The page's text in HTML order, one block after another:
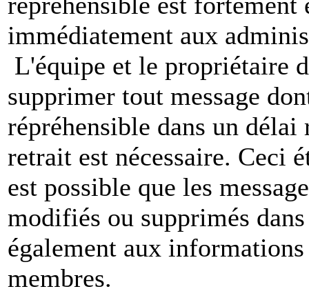
immédiatement aux
L'équipe et le propriétaire
supprimer tout message
répréhensible dans un
retrait est nécessaire. Ceci
est possible que les
modifiés ou supprimés
également aux
membres.